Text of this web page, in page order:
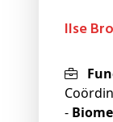
Ilse
-